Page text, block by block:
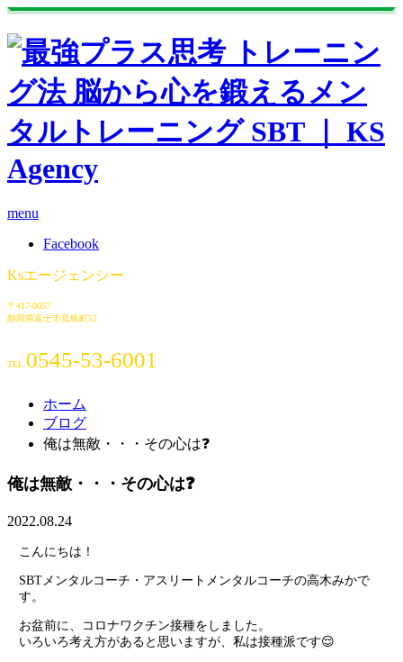
menu
Facebook
Ksエージェンシー
〒417-0057
静岡県富士市瓜島町52
TEL. 0545-53-6001
ホーム
ブログ
俺は無敵・・・その心は❓
俺は無敵・・・その心は❓
2022.08.24
こんにちは！
SBTメンタルコーチ・アスリートメンタルコーチの高木みかで
す。
お盆前に、コロナワクチン接種をしました。
いろいろ考え方があると思いますが、私は接種派です😌